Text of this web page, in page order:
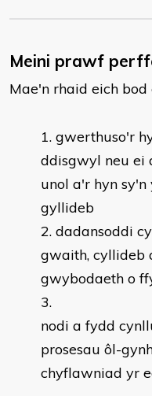
Meini prawf
Mae'n rhaid eich bod
gwerthuso'r
ddisgwyl neu ei
unol a'r hyn
gyllideb
dadansoddi
gwaith, cyllideb
gwybodaeth o
nodi a fydd
prosesau ôl-
chyflawniad yr